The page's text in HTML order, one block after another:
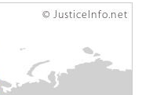
© JusticeInfo.net